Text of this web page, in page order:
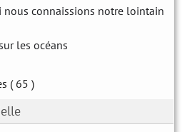
nous connaissions notre lointain
les océans
( 65 )